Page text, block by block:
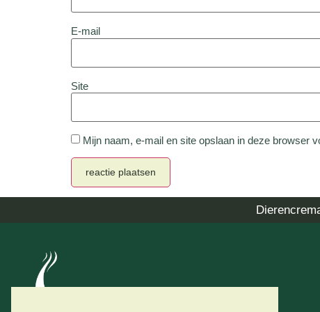
E-mail
Site
Mijn naam, e-mail en site opslaan in deze browser